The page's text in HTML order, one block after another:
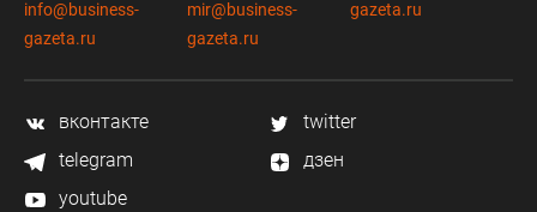
info@business-
gazeta.ru
mir@business-
gazeta.ru
gazeta.ru
вконтакте
twitter
telegram
дзен
youtube